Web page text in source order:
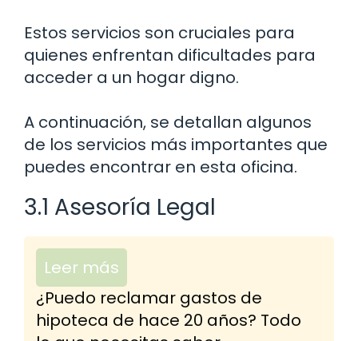
Estos servicios son cruciales para
quienes enfrentan dificultades para
acceder a un hogar digno.
A continuación, se detallan algunos
de los servicios más importantes que
puedes encontrar en esta oficina.
3.1 Asesoría Legal
Leer más
¿Puedo reclamar gastos de
hipoteca de hace 20 años? Todo